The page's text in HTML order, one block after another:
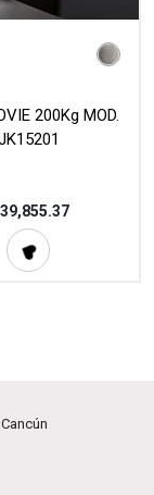
200Kg MOD.
39,855.37
Cancún